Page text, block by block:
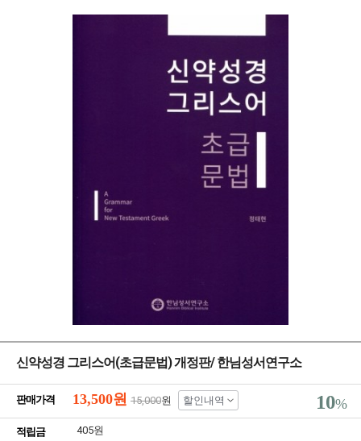
신약성경 그리스어(초급문법) 개정판/ 한님성서연구소
판매가격 13,500원 15,000원 할인내역 10%
적립금 405원